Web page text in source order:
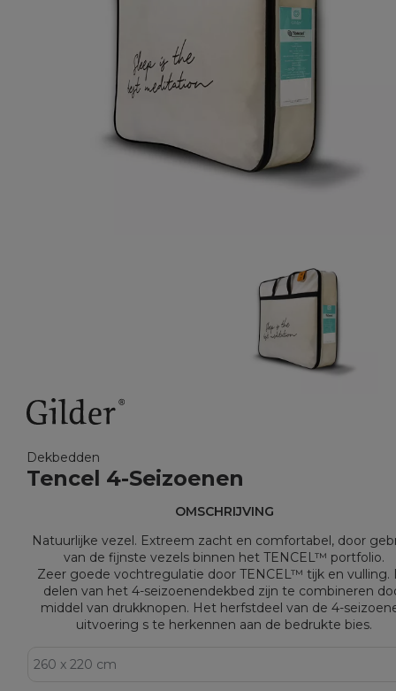
Dekbedden
Tencel 4-Seizoenen
OMSCHRIJVING
Natuurlijke vezel. Extreem zacht en comfortabel, door
van de fijnste vezels binnen het TENCEL™ portfolio.
Zeer goede vochtregulatie door TENCEL™ tijk en vulling.
delen van het 4-seizoenendekbed zijn te combineren
middel van drukknopen. Het herfstdeel van de 4-
uitvoering s te herkennen aan de bedrukte bies.